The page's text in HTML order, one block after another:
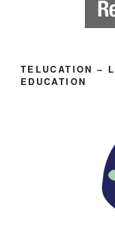
TELUCATION –
EDUCATION